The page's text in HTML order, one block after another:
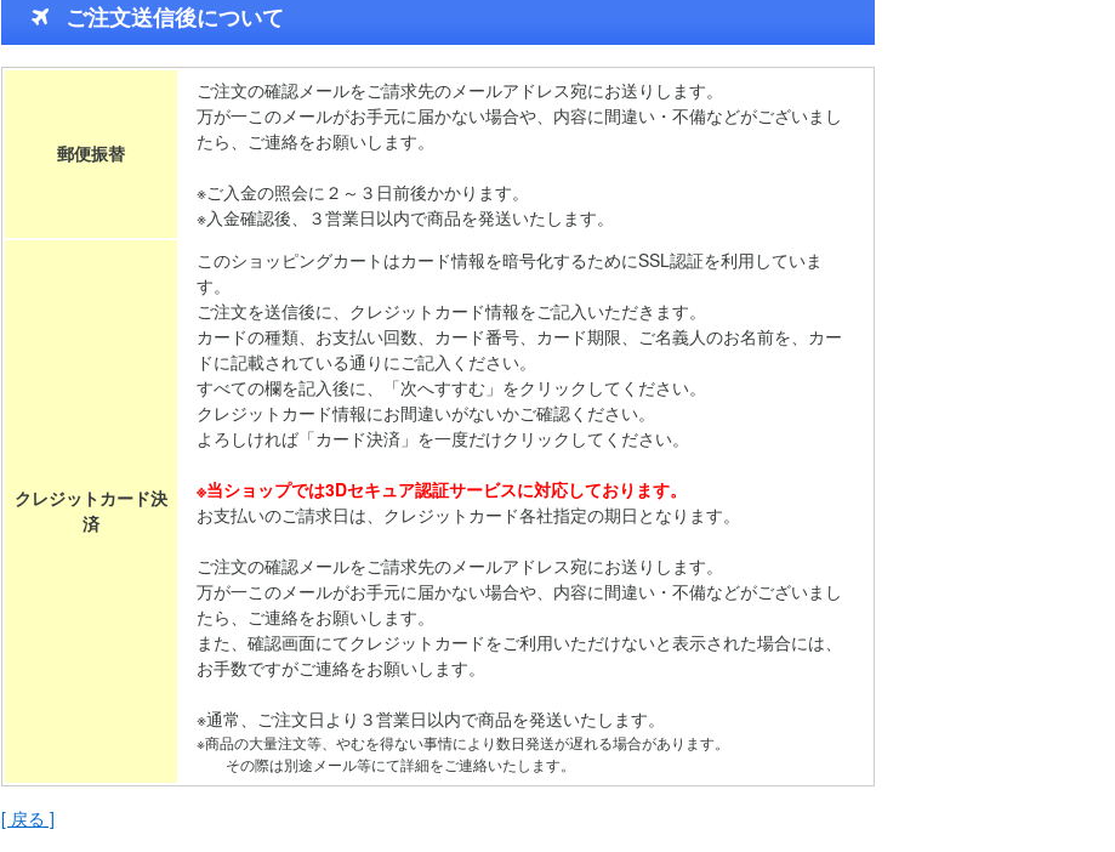
ご注文送信後について
郵便振替
ご注文の確認メールをご請求先のメールアドレス宛にお送りします。
万が一このメールがお手元に届かない場合や、内容に間違い・不備などがございまし
たら、ご連絡をお願いします。
※ご入金の照会に２～３日前後かかります。
※入金確認後、３営業日以内で商品を発送いたします。
クレジットカード決
済
このショッピングカートはカード情報を暗号化するためにSSL認証を利用していま
す。
ご注文を送信後に、クレジットカード情報をご記入いただきます。
カードの種類、お支払い回数、カード番号、カード期限、ご名義人のお名前を、カー
ドに記載されている通りにご記入ください。
すべての欄を記入後に、「次へすすむ」をクリックしてください。
クレジットカード情報にお間違いがないかご確認ください。
よろしければ「カード決済」を一度だけクリックしてください。
※当ショップでは3Dセキュア認証サービスに対応しております。
お支払いのご請求日は、クレジットカード各社指定の期日となります。
ご注文の確認メールをご請求先のメールアドレス宛にお送りします。
万が一このメールがお手元に届かない場合や、内容に間違い・不備などがございまし
たら、ご連絡をお願いします。
また、確認画面にてクレジットカードをご利用いただけないと表示された場合には、
お手数ですがご連絡をお願いします。
※通常、ご注文日より３営業日以内で商品を発送いたします。
※商品の大量注文等、やむを得ない事情により数日発送が遅れる場合があります。
その際は別途メール等にて詳細をご連絡いたします。
[ 戻る ]